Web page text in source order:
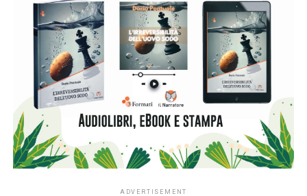
ADVERTISEMENT